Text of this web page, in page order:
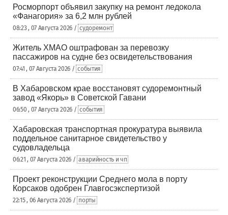
Росморпорт объявил закупку на ремонт ледокола
«Фанагория» за 6,2 млн рублей
08:23 , 07 Августа 2026 / судоремонт
Житель ХМАО оштрафован за перевозку
пассажиров на судне без освидетельствования
07:41 , 07 Августа 2026 / события
В Хабаровском крае восстановят судоремонтный
завод «Якорь» в Советской Гавани
06:50 , 07 Августа 2026 / события
Хабаровская транспортная прокуратура выявила
поддельное санитарное свидетельство у
судовладельца
06:21 , 07 Августа 2026 / аварийность и чп
Проект реконструкции Среднего мола в порту
Корсаков одобрен Главгосэкспертизой
22:15 , 06 Августа 2026 / порты